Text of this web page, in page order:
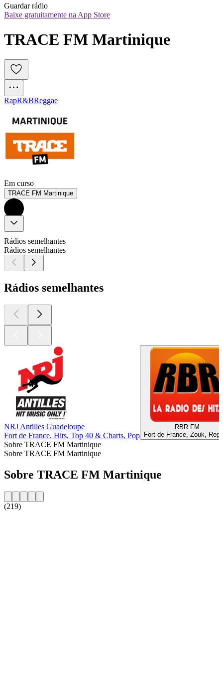
Guardar rádio
Baixe gratuitamente na App Store
TRACE FM Martinique
RapR&BReggae
Em curso
TRACE FM Martinique
Rádios semelhantes
Rádios semelhantes
Rádios semelhantes
NRJ Antilles Guadeloupe
Fort de France, Hits, Top 40 & Charts, Pop
RBR FM
Fort de France, Zouk,
Sobre TRACE FM Martinique
Sobre TRACE FM Martinique
Sobre TRACE FM Martinique
(219)